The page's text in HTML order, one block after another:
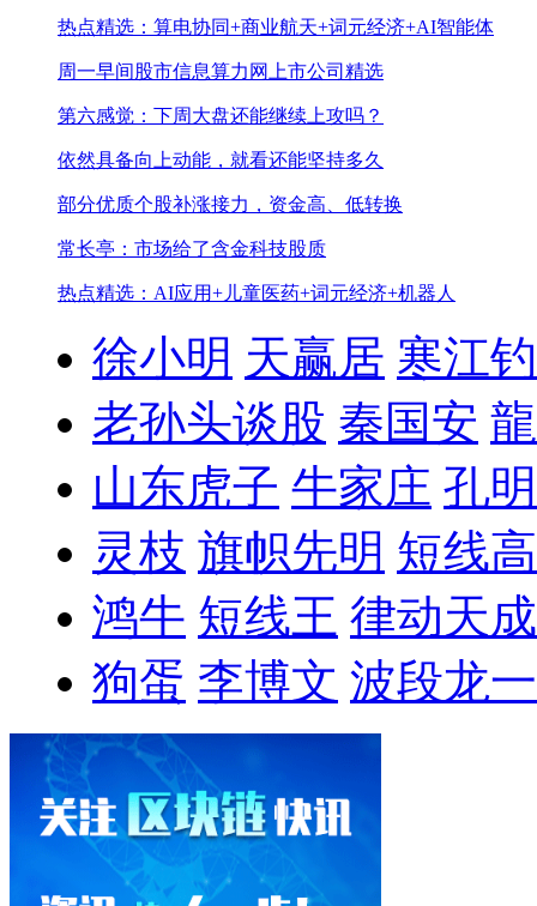
热点精选：算电协同+商业航天+词元经济+AI智能体
周一早间股市信息算力网上市公司精选
第六感觉：下周大盘还能继续上攻吗？
依然具备向上动能，就看还能坚持多久
部分优质个股补涨接力，资金高、低转换
常长亭：市场给了含金科技股质
热点精选：AI应用+儿童医药+词元经济+机器人
徐小明 天赢居 寒江
老孙头谈股 秦国安
山东虎子 牛家庄 孔
灵枝 旗帜先明 短线
鸿牛 短线王 律动天成
狗蛋 李博文 波段龙一